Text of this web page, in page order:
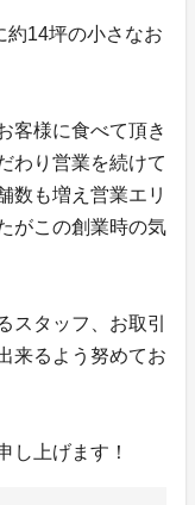
約14坪の小さなお
客様に食べて頂き
わり営業を続けて
数も増え営業エリ
がこの創業時の気
スタッフ、お取引
来るよう努めてお
し上げます！